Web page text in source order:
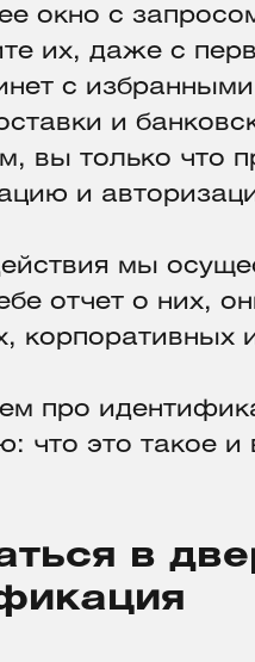
окно с
их, даже с
с
и
вы только что
и
мы
отчет о них,
корпоративных
про
что это такое и
в